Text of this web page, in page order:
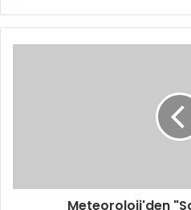
Meteoroloji'den